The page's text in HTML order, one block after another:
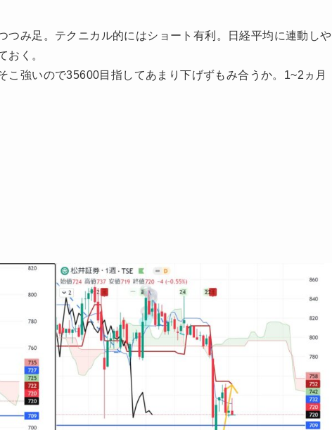
つみ足。テクニカル的にはショート有利。日経平均に連動しや
おく。
こ強いので35600目指してあまり下げずもみ合うか。1~2ヵ月